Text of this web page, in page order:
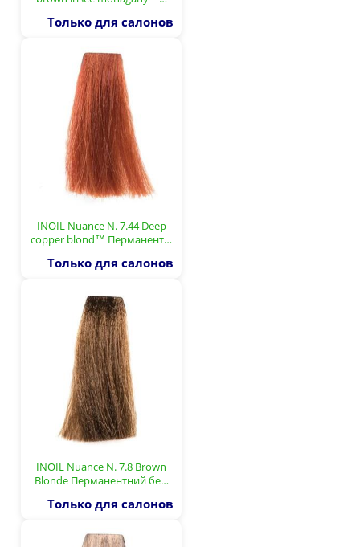
Только для салонов
INOIL Nuance N. 7.44 Deep
copper blond™ Перманент…
Только для салонов
INOIL Nuance N. 7.8 Brown
Blonde Перманентний бе…
Только для салонов